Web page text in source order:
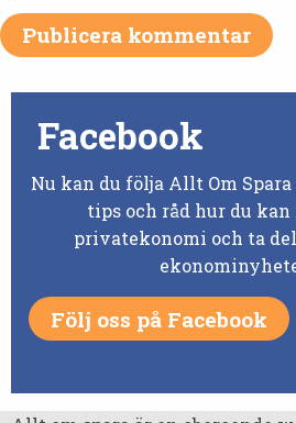
Facebook
Nu kan du följa Allt Om Spara
tips och råd hur du
privatekonomi och ta
Följ oss på Facebook